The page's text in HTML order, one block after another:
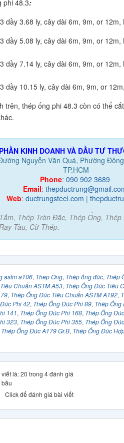
phi 48.3:
dầy 3.68 ly, cây dài 6m, 9m, or 12m,
dầy 5.08 ly, cây dài 6m, 9m, or 12m,
dầy 7.14 ly, cây dài 6m, 9m, or 12m,
dầy 10.15 ly, cây dài 6m, 9m, or
trên, thép ống phi 48.3 còn có thể
KINH DOANH VÀ ĐẦU TƯ
Nguyễn Văn Quá, Phường
TP.HCM
Phone: 090 902 3689
Email:
Web: ductrungsteel.com |
Thép Tròn Đặc, Thép Ống,
Tàu, Cừ Thép.
astm a106, Thep Ong, Thép ống đúc, Thép
Chuẩn ASTM A53, Thép Ống Đúc Tiêu
, Thép Ống Đúc Tiêu Chuẩn ASTM A192,
Phi 42, Thép Ống Đúc Phi 89, Thép Ống
141, Thép Ống Đúc Phi 168, Thép Ống
323, Thép Ống Đúc Phi 355, Thép Ống
Thép Ống Đúc A179 Gr.B, Thép Ống Đúc
là: 20 trong 4 đánh giá
Click để đánh giá bài viết